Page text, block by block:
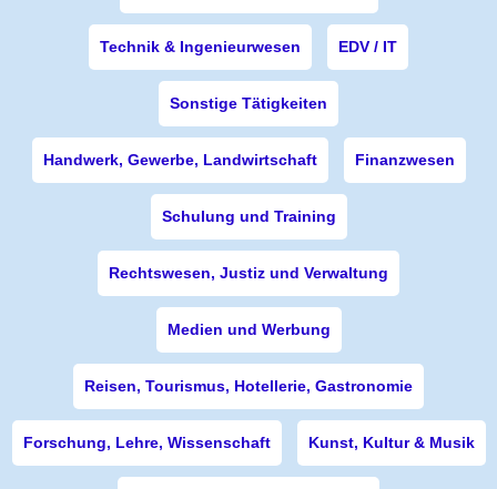
Technik & Ingenieurwesen EDV / IT
Sonstige Tätigkeiten
Handwerk, Gewerbe, Landwirtschaft Finanzwesen
Schulung und Training
Rechtswesen, Justiz und Verwaltung
Medien und Werbung
Reisen, Tourismus, Hotellerie, Gastronomie
Forschung, Lehre, Wissenschaft Kunst, Kultur & Musik